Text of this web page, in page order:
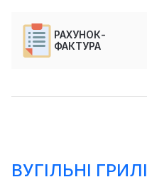
РАХУНОК-
ФАКТУРА
ВУГІЛЬНІ ГРИЛІ